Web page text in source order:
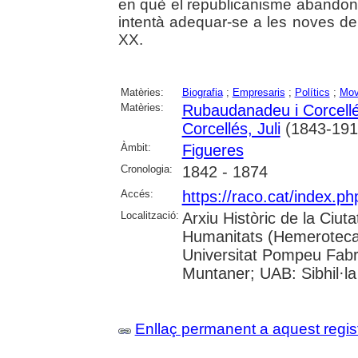
en què el republicanisme
intentà adequar-se a les noves
XX.
Matèries: Biografia; Empresaris ; Polítics ;
Matèries:
Rubaudanadeu i
Corcellés, Juli(1843-
Àmbit: Figueres
Cronologia: 1842 - 1874
Accés: https://raco.cat/
Localització: Arxiu Històric de la
Humanitats
Universitat Pompeu
Muntaner; UAB: Sibhil·la
Enllaç permanent a aquest